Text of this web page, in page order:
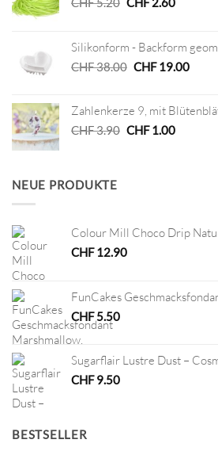
CHF 5.20CHF
Silikonform - Backform
CHF38.00 Ursprünglicher
CHF 38.00
CHF19.00
CHF
Zahlenkerze 9, mit
CHF3.90 Ursprünglicher
CHF1.00Aktueller
NEUE PRODUKTE
Colour Mill Choco Drip
CHF12.90
FunCakes
CHF5.50
Sugarflair Lustre Dust –
CHF9.50
BESTSELLER